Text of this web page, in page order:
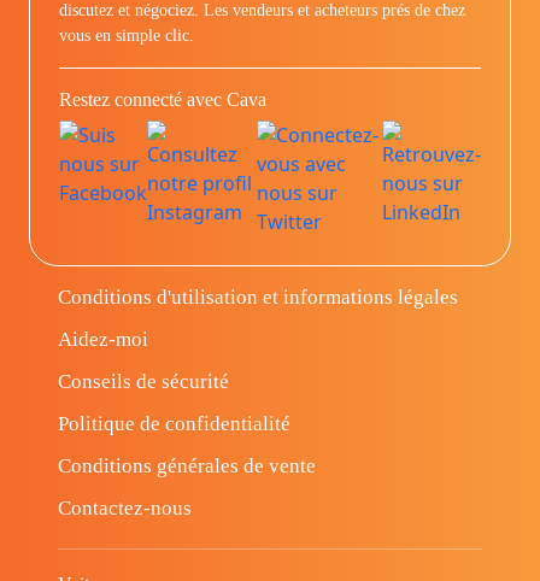
discutez et négociez. Les vendeurs et acheteurs prés de chez
vous en simple clic.
Restez connecté avec Cava
Conditions d'utilisation et informations légales
Aidez-moi
Conseils de sécurité
Politique de confidentialité
Conditions générales de vente
Contactez-nous